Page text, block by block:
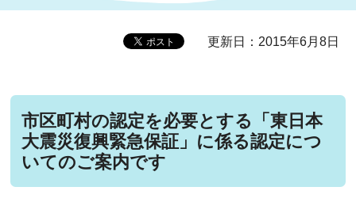
更新日：2015年6月8日
市区町村の認定を必要とする「東日本
大震災復興緊急保証」に係る認定につ
いてのご案内です